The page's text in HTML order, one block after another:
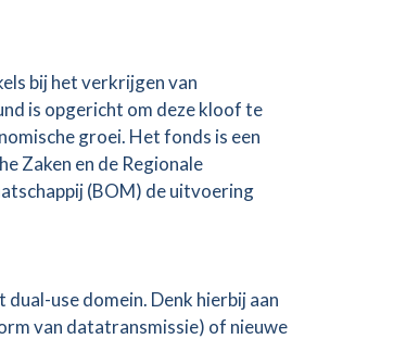
bij het verkrijgen van
is opgericht om deze kloof te
groei. Het fonds is een
Zaken en de Regionale
(BOM) de uitvoering
use domein. Denk hierbij aan
van datatransmissie) of nieuwe